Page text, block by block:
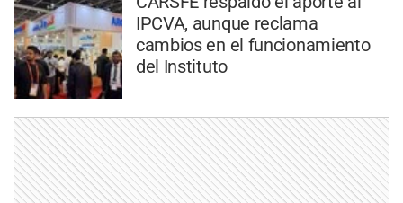
IPCVA, aunque reclama
cambios en el funcionamiento
del Instituto